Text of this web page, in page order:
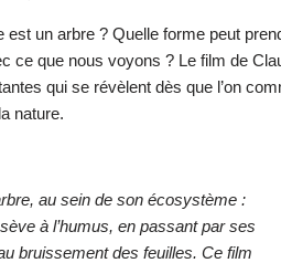
est un arbre ? Quelle forme peut
ce que nous voyons ? Le film de
qui se révèlent dès que l’on
nature.
au sein de son écosystème :
à l’humus, en passant par ses
bruissement des feuilles. Ce film